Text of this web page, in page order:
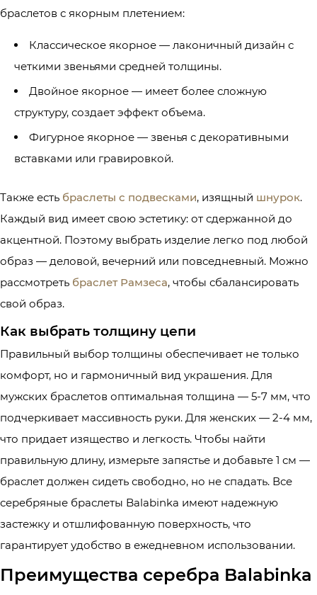
браслетов с якорным плетением:
Классическое якорное — лаконичный дизайн с
четкими звеньями средней толщины.
Двойное якорное — имеет более сложную
структуру, создает эффект объема.
Фигурное якорное — звенья с декоративными
вставками или гравировкой.
Также есть браслеты с подвесками, изящный шнурок.
Каждый вид имеет свою эстетику: от сдержанной до
акцентной. Поэтому выбрать изделие легко под любой
образ — деловой, вечерний или повседневный. Можно
рассмотреть браслет Рамзеса, чтобы сбалансировать
свой образ.
Как выбрать толщину цепи
Правильный выбор толщины обеспечивает не только
комфорт, но и гармоничный вид украшения. Для
мужских браслетов оптимальная толщина — 5-7 мм, что
подчеркивает массивность руки. Для женских — 2-4 мм,
что придает изящество и легкость. Чтобы найти
правильную длину, измерьте запястье и добавьте 1 см —
браслет должен сидеть свободно, но не спадать. Все
серебряные браслеты Balabinka имеют надежную
застежку и отшлифованную поверхность, что
гарантирует удобство в ежедневном использовании.
Преимущества серебра Balabinka